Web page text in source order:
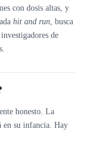
con dosis altas, y
hit and run, busca
de
honesto. La
en su infancia. Hay